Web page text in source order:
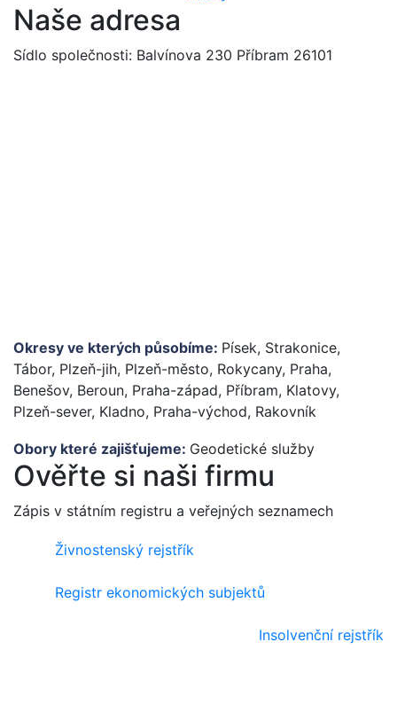
Naše adresa
Sídlo společnosti: Balvínova 230 Příbram 26101
Okresy ve kterých působíme: Písek, Strakonice,
Tábor, Plzeň-jih, Plzeň-město, Rokycany, Praha,
Benešov, Beroun, Praha-západ, Příbram, Klatovy,
Plzeň-sever, Kladno, Praha-východ, Rakovník
Obory které zajišťujeme: Geodetické služby
Ověřte si naši firmu
Zápis v státním registru a veřejných seznamech
Živnostenský rejstřík
Registr ekonomických subjektů
Insolvenční rejstřík